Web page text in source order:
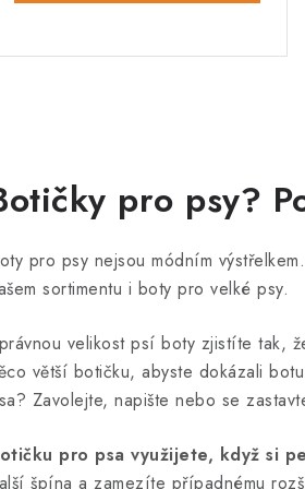
pro psy?
pro psy nejsou módním výstřelkem.
sortimentu i boty pro velké psy.
velikost psí boty zjistíte tak,
větší botičku, abyste dokázali
Zavolejte, napište nebo se
pro psa využijete, když si
špína a zamezíte případnému